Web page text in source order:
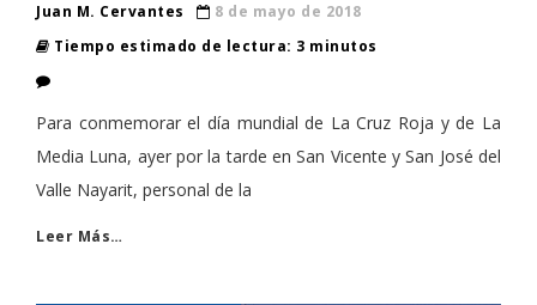
Juan M. Cervantes
8 de mayo de 2018
Tiempo estimado de lectura: 3 minutos
Para conmemorar el día mundial de La Cruz Roja y de La
Media Luna, ayer por la tarde en San Vicente y San José del
Valle Nayarit, personal de la
Leer Más…